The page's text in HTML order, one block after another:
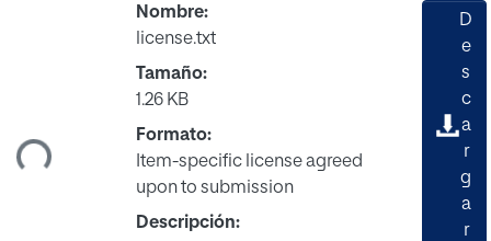
Nombre:
license.txt
Tamaño:
1.26 KB
Formato:
Item-specific license agreed
upon to submission
Descripción:
D
e
s
c
a
r
g
a
r